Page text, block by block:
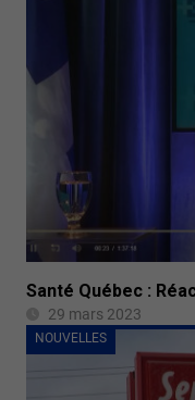
Santé Québec :
29 mars 2023
NOUVELLES